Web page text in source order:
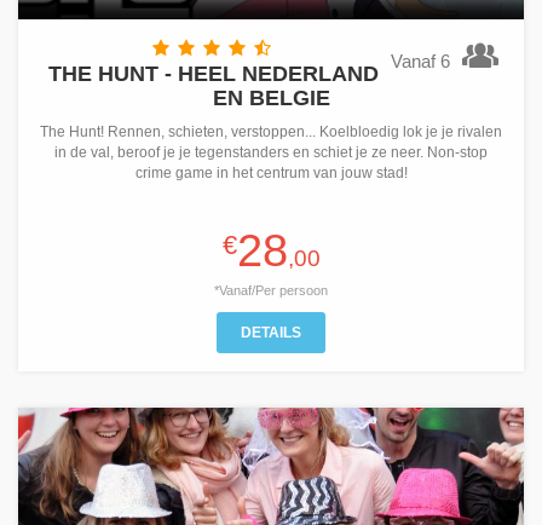
Vanaf 6
THE HUNT - HEEL NEDERLAND
EN BELGIE
The Hunt! Rennen, schieten, verstoppen... Koelbloedig lok je je rivalen
in de val, beroof je je tegenstanders en schiet je ze neer. Non-stop
crime game in het centrum van jouw stad!
€28,00
*Vanaf/Per persoon
DETAILS